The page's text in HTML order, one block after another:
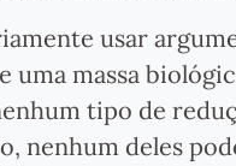
usar
massa
tipo de
nenhum deles